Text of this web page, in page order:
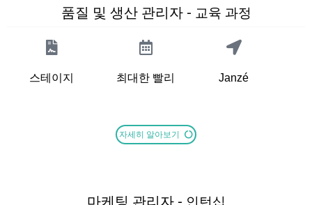
품질 및 생산 관리자 - 교육 과정
스테이지 최대한 빨리 Janzé
자세히 알아보기
마케팅 관리자 -